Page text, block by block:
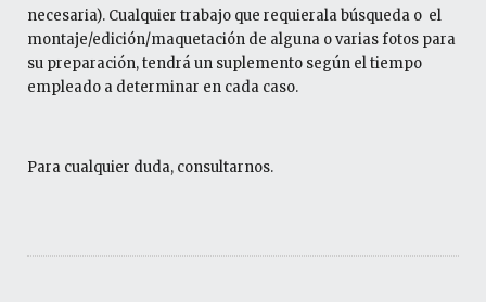
necesaria). Cualquier trabajo que requierala búsqueda o el
montaje/edición/maquetación de alguna o varias fotos para
su preparación, tendrá un suplemento según el tiempo
empleado a determinar en cada caso.
Para cualquier duda, consultarnos.